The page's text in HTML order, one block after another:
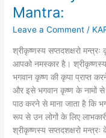
Mantra:
Leave a Comment /
श्रीकृष्णस्य सप्तदशक्षरो मन्त्रः
आपको नमस्कार है। श्रीकृष्णस्य
भगवान कृष्ण की कृपा प्राप्त
और इसे भगवान कृष्ण के नामों से
पाठ करने से माना जाता है कि
रूप से उन लोगों के लिए
श्रीकृष्णस्य सप्तदशक्षरो
Shri
Krishnasya
Mantra: